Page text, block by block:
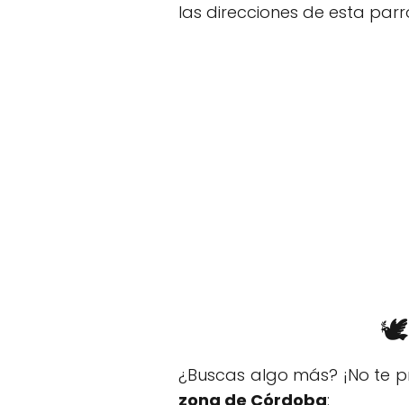
las direcciones de esta
🕊️
¿Buscas algo más? ¡No te
zona de Córdoba: